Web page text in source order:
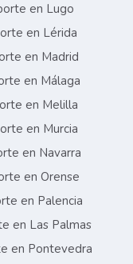
en Lugo
en Lérida
en Madrid
en Málaga
en Melilla
en Murcia
en Navarra
en Orense
en Palencia
en Las Palmas
en Pontevedra